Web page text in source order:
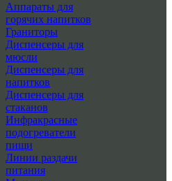
Аппараты для
горячих напитков
Граниторы
Диспенсеры для
мюсли
Диспенсеры для
напитков
Диспенсеры для
стаканов
Инфракрасные
подогреватели
пищи
Линии раздачи
питания